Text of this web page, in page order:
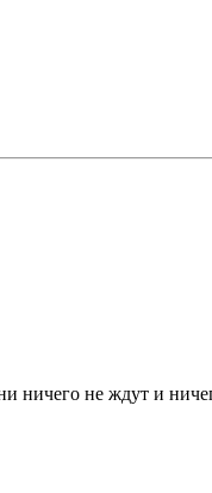
ничего не ждут и